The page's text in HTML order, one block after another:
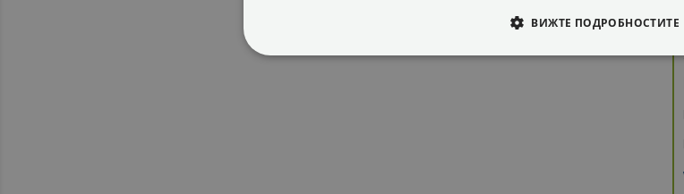
ВИЖТЕ ПОДРОБНОСТИТЕ
СТРОГО НЕОБХОДИМИ СТАТИСТИЧЕСКИ